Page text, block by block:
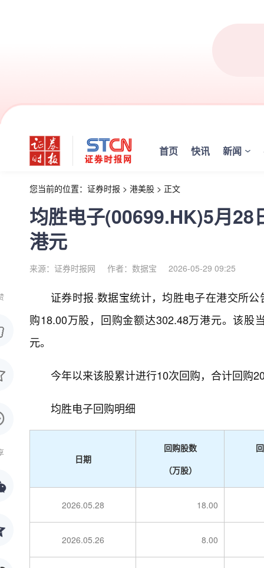
首页 快讯 新闻
您当前的位置： 证券时报 > 港美股 > 正文
均胜电子(00699.HK)5月28
港元
来源：证券时报网 作者：数据宝 2026-05-29 09:25
证券时报·数据宝统计，均胜电子在港交所
购18.00万股，回购金额达302.48万港元。该股
元。
今年以来该股累计进行10次回购，合计回购
均胜电子回购明细
日期
回购股数
（万股）
2026.05.28 18.00
2026.05.26 8.00